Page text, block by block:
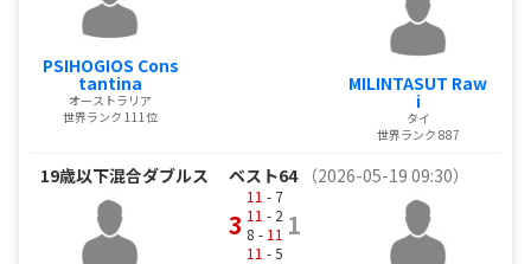
PSIHOGIOS Cons
tantina
オーストラリア
世界ランク 111位
MILINTASUT Raw
i
タイ
世界ランク 887
19歳以下混合ダブルス ベスト64 （2026-05-19 09:30）
3
11 - 7
11 - 2
8 - 11
11 - 5
1